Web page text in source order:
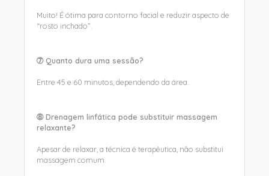
Muito! É ótima para contorno facial e reduzir aspecto de
“rosto inchado”.
➆ Quanto dura uma sessão?
Entre 45 e 60 minutos, dependendo da área.
➇ Drenagem linfática pode substituir massagem
relaxante?
Apesar de relaxar, a técnica é terapêutica, não substitui
massagem comum.